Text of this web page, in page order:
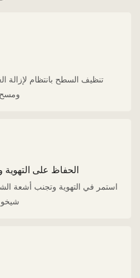
تنظيف السطح بانتظام لإزالة
ومسح
الحفاظ على
استمر في التهوية وتجنب أشعة